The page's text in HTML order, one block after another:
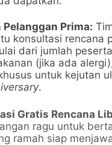
Pelanggan Prima:
konsultasi rencana
dari jumlah
(jika ada
untuk kejutan
.
Gratis Rencana
ragu untuk
ramah siap